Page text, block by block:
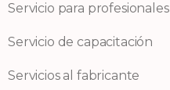
Servicio para profesionales
Servicio de capacitación
Servicios al fabricante